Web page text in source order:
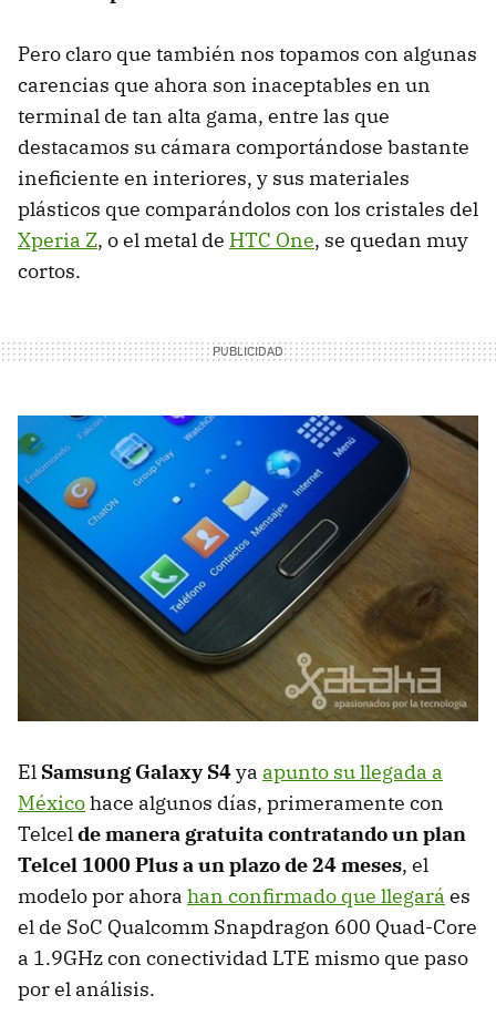
Pero claro que también nos topamos con algunas
carencias que ahora son inaceptables en un
terminal de tan alta gama, entre las que
destacamos su cámara comportándose bastante
ineficiente en interiores, y sus materiales
plásticos que comparándolos con los cristales del
Xperia Z, o el metal de HTC One, se quedan muy
cortos.
El Samsung Galaxy S4ya apunto su llegada a
Méxicohace algunos días, primeramente con
Telcelde manera gratuita contratando un plan
Telcel 1000 Plus a un plazo de 24 meses, el
modelo por ahora han confirmado que llegará es
el de SoC Qualcomm Snapdragon 600 Quad-Core
a 1.9GHz con conectividad LTE mismo que paso
por el análisis.